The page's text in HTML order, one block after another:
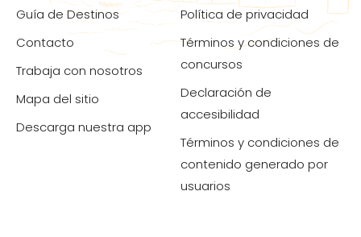
Guía de Destinos
Contacto
Trabaja con nosotros
Mapa del sitio
Descarga nuestra app
Política de privacidad
Términos y condiciones de
concursos
Declaración de
accesibilidad
Términos y condiciones de
contenido generado por
usuarios